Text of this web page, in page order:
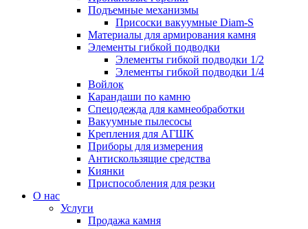
Подъeмные механизмы
Присоски вакуумные Diam-S
Материалы для армирования камня
Элементы гибкой подводки
Элементы гибкой подводки 1/2
Элементы гибкой подводки 1/4
Войлок
Карандаши по камню
Спецодежда для камнеобработки
Вакуумные пылесосы
Крепления для АГШК
Приборы для измерения
Антискользящие средства
Киянки
Приспособления для резки
О нас
Услуги
Продажа камня